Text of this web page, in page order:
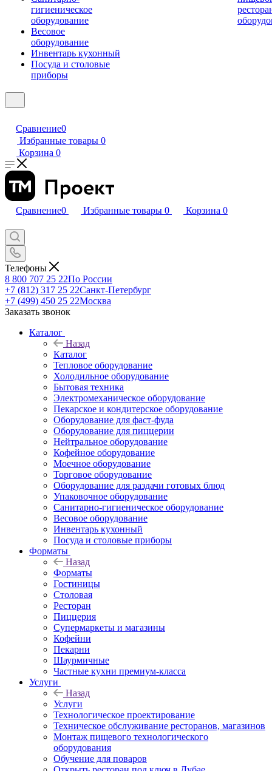
гигиеническое
оборудование
Весовое
оборудование
Инвентарь кухонный
Посуда и столовые
приборы
Сравнение0
Избранные товары 0
Корзина 0
Сравнение0 Избранные товары 0 Корзина 0
Телефоны
8 800 707 25 22По России
+7 (812) 317 25 22Санкт-Петербург
+7 (499) 450 25 22Москва
Заказать звонок
Каталог
Назад
Каталог
Тепловое оборудование
Холодильное оборудование
Бытовая техника
Электромеханическое оборудование
Пекарское и кондитерское оборудование
Оборудование для фаст-фуда
Оборудование для пиццерии
Нейтральное оборудование
Кофейное оборудование
Моечное оборудование
Торговое оборудование
Оборудование для раздачи готовых блюд
Упаковочное оборудование
Санитарно-гигиеническое оборудование
Весовое оборудование
Инвентарь кухонный
Посуда и столовые приборы
Форматы
Назад
Форматы
Гостиницы
Столовая
Ресторан
Пиццерия
Супермаркеты и магазины
Кофейни
Пекарни
Шаурмичные
Частные кухни премиум-класса
Услуги
Назад
Услуги
Технологическое проектирование
Техническое обслуживание ресторанов, магазинов
Монтаж пищевого технологического
оборудования
Обучение для поваров